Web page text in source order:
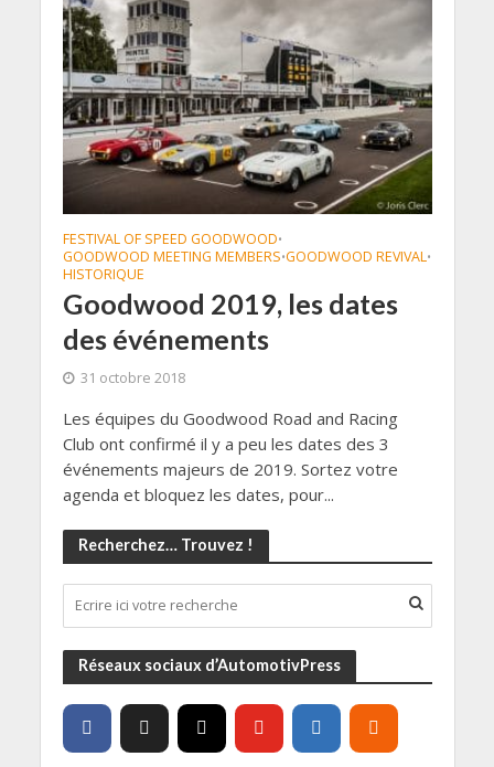
FESTIVAL OF SPEED GOODWOOD•
GOODWOOD MEETING MEMBERS•GOODWOOD REVIVAL•
HISTORIQUE
Goodwood 2019, les dates
des événements
31 octobre 2018
Les équipes du Goodwood Road and Racing
Club ont confirmé il y a peu les dates des 3
événements majeurs de 2019. Sortez votre
agenda et bloquez les dates, pour...
Recherchez… Trouvez !
Réseaux sociaux d’AutomotivPress